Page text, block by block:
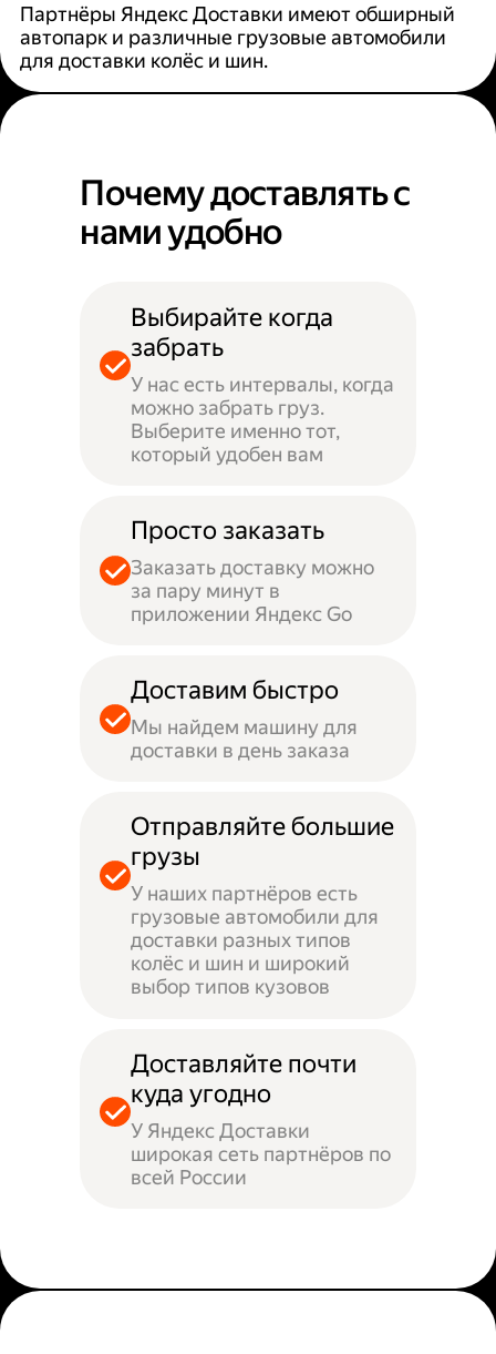
Партнёры Яндекс Доставки имеют обширный
автопарк и различные грузовые автомобили
для доставки колёс и шин.
Почему доставлять с
нами удобно
Выбирайте когда
забрать
У нас есть интервалы, когда
можно забрать груз.
Выберите именно тот,
который удобен вам
Просто заказать
Заказать доставку можно
за пару минут в
приложении Яндекс Go
Доставим быстро
Мы найдем машину для
доставки в день заказа
Отправляйте большие
грузы
У наших партнёров есть
грузовые автомобили для
доставки разных типов
колёс и шин и широкий
выбор типов кузовов
Доставляйте почти
куда угодно
У Яндекс Доставки
широкая сеть партнёров по
всей России